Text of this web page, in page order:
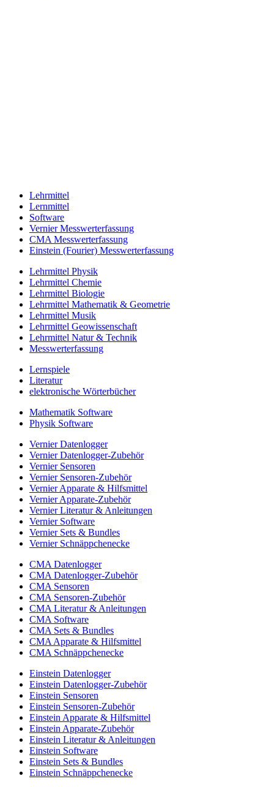
Lehrmittel
Lernmittel
Software
Vernier Messwerterfassung
CMA Messwerterfassung
Einstein (Fourier) Messwerterfassung
Lehrmittel Physik
Lehrmittel Chemie
Lehrmittel Biologie
Lehrmittel Mathematik & Geometrie
Lehrmittel Musik
Lehrmittel Geowissenschaft
Lehrmittel Natur & Technik
Messwerterfassung
Lernspiele
Literatur
elektronische Wörterbücher
Mathematik Software
Physik Software
Vernier Datenlogger
Vernier Datenlogger-Zubehör
Vernier Sensoren
Vernier Sensoren-Zubehör
Vernier Apparate & Hilfsmittel
Vernier Apparate-Zubehör
Vernier Literatur & Anleitungen
Vernier Software
Vernier Sets & Bundles
Vernier Schnäppchenecke
CMA Datenlogger
CMA Datenlogger-Zubehör
CMA Sensoren
CMA Sensoren-Zubehör
CMA Literatur & Anleitungen
CMA Software
CMA Sets & Bundles
CMA Apparate & Hilfsmittel
CMA Schnäppchenecke
Einstein Datenlogger
Einstein Datenlogger-Zubehör
Einstein Sensoren
Einstein Sensoren-Zubehör
Einstein Apparate & Hilfsmittel
Einstein Apparate-Zubehör
Einstein Literatur & Anleitungen
Einstein Software
Einstein Sets & Bundles
Einstein Schnäppchenecke